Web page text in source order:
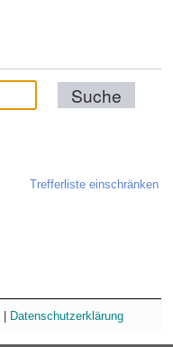
Trefferliste einschränken
Datenschutzerklärung